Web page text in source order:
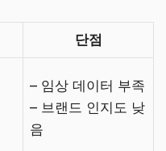
단점
– 임상 데이터 부족
– 브랜드 인지도 낮
음